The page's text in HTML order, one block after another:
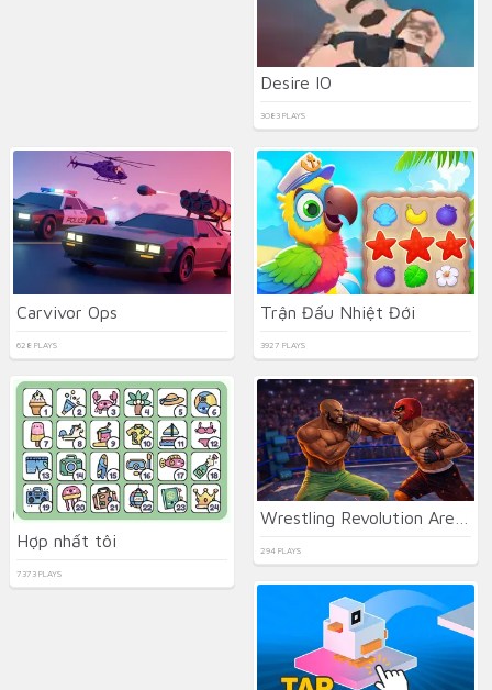
Desire IO
3083 PLAYS
Carvivor Ops
628 PLAYS
Trận Đấu Nhiệt Đới
3927 PLAYS
Hợp nhất tôi
7373 PLAYS
294 PLAYS